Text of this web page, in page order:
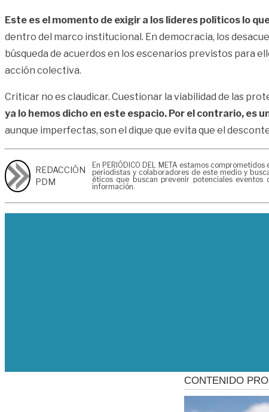
Este es el momento de exigir a los líderes políticos lo
dentro del marco institucional. En democracia, los
búsqueda de acuerdos en los escenarios previstos para
acción colectiva.
Criticar no es claudicar. Cuestionar la viabilidad de las
ya lo hemos dicho en este espacio. Por el contrario, es
aunque imperfectas, son el dique que evita que el
REDACCIÓN
PDM
En PERIÓDICO DEL META estamos
periodistas y colaboradores de este medio y
éticos que buscan prevenir potenciales
información.